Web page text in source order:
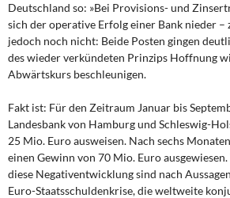
Memo-Gruppe
Institut Solidarische Moderne
Rosa-Luxemburg-Stiftung
Über mich
Kontakt
Deutschland so: »Bei Provisions- und
sich der operative Erfolg einer Bank nieder –
jedoch noch nicht: Beide Posten gingen
des wieder verkündeten Prinzips Hoffnung
Abwärtskurs beschleunigen.
Fakt ist: Für den Zeitraum Januar bis
Landesbank von Hamburg und Schleswig-
25 Mio. Euro ausweisen. Nach sechs
einen Gewinn von 70 Mio. Euro
diese Negativentwicklung sind nach
Euro-Staatsschuldenkrise, die weltweite